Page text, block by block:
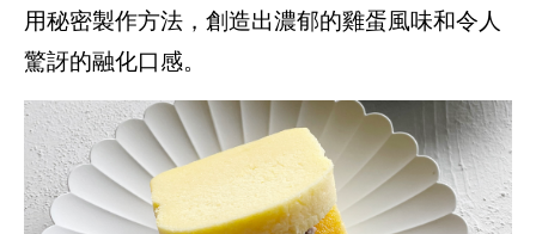
用秘密製作方法，創造出濃郁的雞蛋風味和令人
驚訝的融化口感。